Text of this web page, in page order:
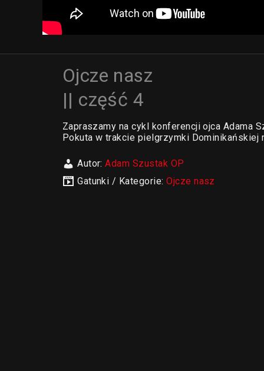
Ojcze nasz
|| część 4
Zapraszamy na cykl konferencji ojca Adama
Pokuta w trakcie pielgrzymki Dominikańskiej
Autor:Adam Szustak OP
Gatunki / Kategorie:Ojcze nasz